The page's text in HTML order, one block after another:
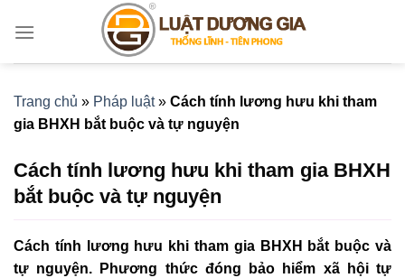
qua
Trang chủ » Pháp luật» Cách tính lương hưu khi tham
gia BHXH bắt buộc và tự nguyện
Cách tính lương hưu khi tham gia BHXH
bắt buộc và tự nguyện
Cách tính lương hưu khi tham gia BHXH bắt buộc và
tự nguyện. Phương thức đóng bảo hiểm xã hội tự